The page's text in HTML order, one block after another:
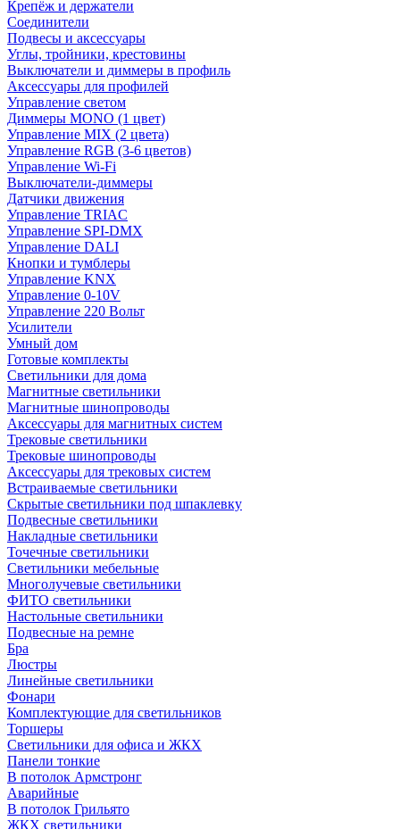
Крепёж и держатели
Соединители
Подвесы и аксессуары
Углы, тройники, крестовины
Выключатели и диммеры в профиль
Аксессуары для профилей
Управление светом
Диммеры MONO (1 цвет)
Управление MIX (2 цвета)
Управление RGB (3-6 цветов)
Управление Wi-Fi
Выключатели-диммеры
Датчики движения
Управление TRIAC
Управление SPI-DMX
Управление DALI
Кнопки и тумблеры
Управление KNX
Управление 0-10V
Управление 220 Вольт
Усилители
Умный дом
Готовые комплекты
Светильники для дома
Магнитные светильники
Магнитные шинопроводы
Аксессуары для магнитных систем
Трековые светильники
Трековые шинопроводы
Аксессуары для трековых систем
Встраиваемые светильники
Скрытые светильники под шпаклевку
Подвесные светильники
Накладные светильники
Точечные светильники
Светильники мебельные
Многолучевые светильники
ФИТО светильники
Настольные светильники
Подвесные на ремне
Бра
Люстры
Линейные светильники
Фонари
Комплектующие для светильников
Торшеры
Светильники для офиса и ЖКХ
Панели тонкие
В потолок Армстронг
Аварийные
В потолок Грильято
ЖКХ светильники